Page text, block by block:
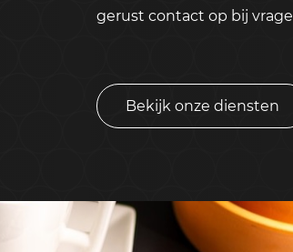
gerust contact op bij
Bekijk onze diensten